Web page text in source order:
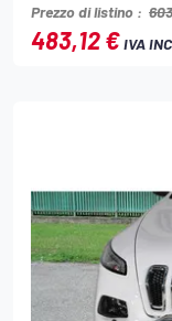
Prezzo di listino :
483,12 €IVA